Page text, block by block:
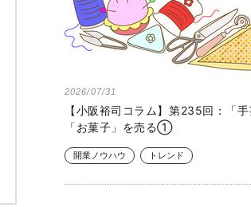
2026/07/31
【小阪裕司コラム】第235回：「
「お菓子」を売る①
開業ノウハウ トレンド